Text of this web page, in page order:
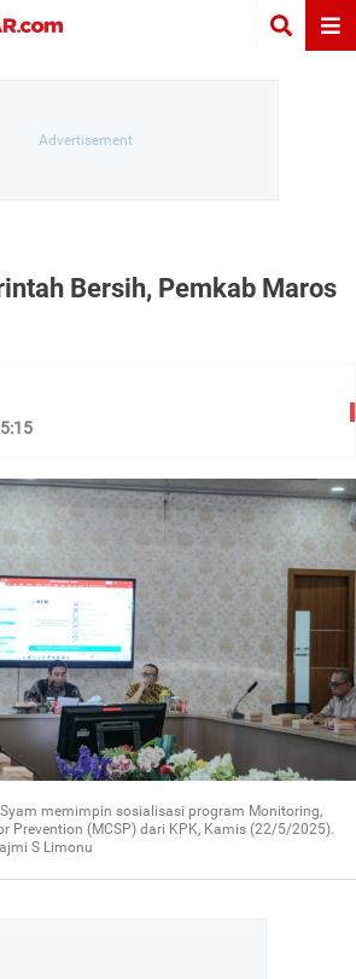
Bersih, Pemkab Maros
memimpin sosialisasi program Monitoring,
Prevention (MCSP) dari KPK, Kamis (22/5/2025).
S Limonu